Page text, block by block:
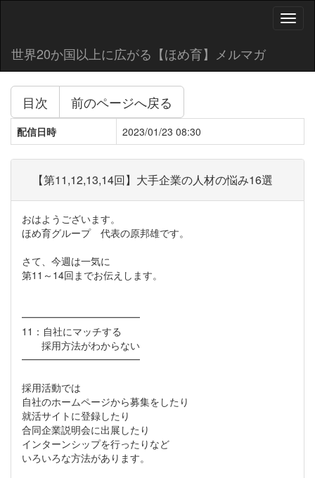
世界20か国以上に広がる【ほめ育】メルマガ
目次 前のページへ戻る
配信日時 2023/01/23 08:30
【第11,12,13,14回】大手企業の人材の悩み16選
おはようございます。
ほめ育グループ 代表の原邦雄です。
さて、今週は一気に
第11～14回までお伝えします。
━━━━━━━━━━━━
11：自社にマッチする
採用方法がわからない
━━━━━━━━━━━━
採用活動では
自社のホームページから募集をしたり
就活サイトに登録したり
合同企業説明会に出展したり
インターンシップを行ったりなど
いろいろな方法があります。